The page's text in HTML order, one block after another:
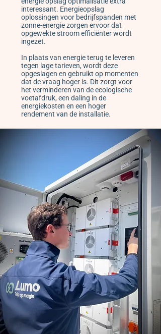
interessant. Energieopslag
oplossingen voor bedrijfspanden met
zonne-energie zorgen ervoor dat
opgewekte stroom efficiënter wordt
ingezet.
In plaats van energie terug te leveren
tegen lage tarieven, wordt deze
opgeslagen en gebruikt op momenten
dat de vraag hoger is. Dit zorgt voor
het verminderen van de ecologische
voetafdruk, een daling in de
energiekosten en een hoger
rendement van de installatie.